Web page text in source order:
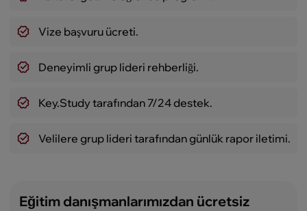
Vize başvuru ücreti.
Deneyimli grup lideri rehberliği.
Key.Study tarafından 7/24 destek.
Velilere grup lideri tarafından günlük rapor iletimi.
Eğitim danışmanlarımızdan ücretsiz